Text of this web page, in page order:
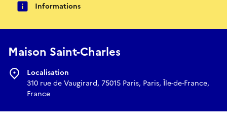
Informations
Maison Saint-Charles
Localisation
310 rue de Vaugirard, 75015 Paris, Paris, Île-de-France,
France